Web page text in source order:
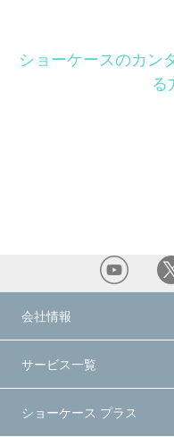
ショーケースのカン
る
会社情報
サービス一覧
ショーケース プラス